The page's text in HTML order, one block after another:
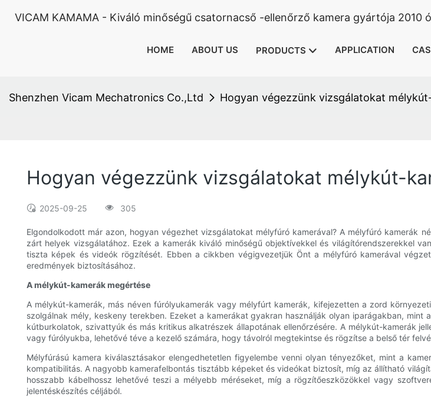
VICAM KAMAMA - Kiváló minőségű csatornacső -ellenőrző kamera gyártója 2010
HOME ABOUT US PRODUCTS APPLICATION
Shenzhen Vicam Mechatronics Co.,Ltd Hogyan végezzünk vizsgálatokat
Hogyan végezzünk vizsgálatokat mélykút-
2025-09-25 305
Elgondolkodott már azon, hogyan végezhet vizsgálatokat mélyfúró kamerával? A mélyfúró kamerák
zárt helyek vizsgálatához. Ezek a kamerák kiváló minőségű objektívekkel és világítórendszerekkel
tiszta képek és videók rögzítését. Ebben a cikkben végigvezetjük Önt a mélyfúró kamerával
eredmények biztosításához.
A mélykút-kamerák megértése
A mélykút-kamerák, más néven fúrólyukamerák vagy mélyfúrt kamerák, kifejezetten a zord
szolgálnak mély, keskeny terekben. Ezeket a kamerákat gyakran használják olyan iparágakban,
kútburkolatok, szivattyúk és más kritikus alkatrészek állapotának ellenőrzésére. A mélykút-kamerák
vagy fúrólyukba, lehetővé téve a kezelő számára, hogy távolról megtekintse és rögzítse a belső tér
Mélyfúrású kamera kiválasztásakor elengedhetetlen figyelembe venni olyan tényezőket, mint a
kompatibilitás. A nagyobb kamerafelbontás tisztább képeket és videókat biztosít, míg az állítható
hosszabb kábelhossz lehetővé teszi a mélyebb méréseket, míg a rögzítőeszközökkel vagy
jelentéskészítés céljából.